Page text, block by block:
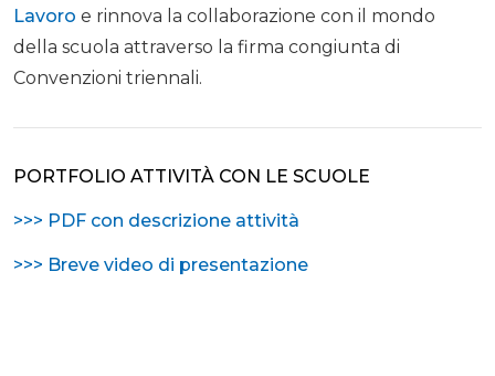
Lavoro e rinnova la collaborazione con il mondo
della scuola attraverso la firma congiunta di
Convenzioni triennali.
PORTFOLIO ATTIVITÀ CON LE SCUOLE
>>> PDF con descrizione attività
>>> Breve video di presentazione